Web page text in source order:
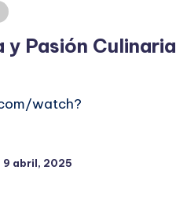
y Pasión Culinaria
watch?
9 abril, 2025